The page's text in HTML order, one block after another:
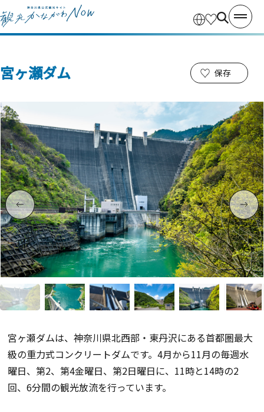
宮ヶ瀬ダム 保存
宮ヶ瀬ダムは、神奈川県北西部・東丹沢にある首都圏最大
級の重力式コンクリートダムです。4月から11月の毎週水
曜日、第2、第4金曜日、第2日曜日に、11時と14時の2
回、6分間の観光放流を行っています。